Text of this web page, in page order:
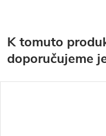
K tomuto
doporučujeme